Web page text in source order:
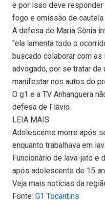
e por isso deve
fogo e omissão de
A defesa de Maria Sônia
“ela lamenta todo o
buscado colaborar com
advogado, por se tratar
manifestar nos autos do
O g1 e a TV Anhanguera
defesa de Flávio.
LEIA MAIS
Adolescente morre após
enquanto trabalhava em
Funcionário de lava-jato e
após adolescente de 15
Veja mais notícias da
Fonte: G1 Tocantins